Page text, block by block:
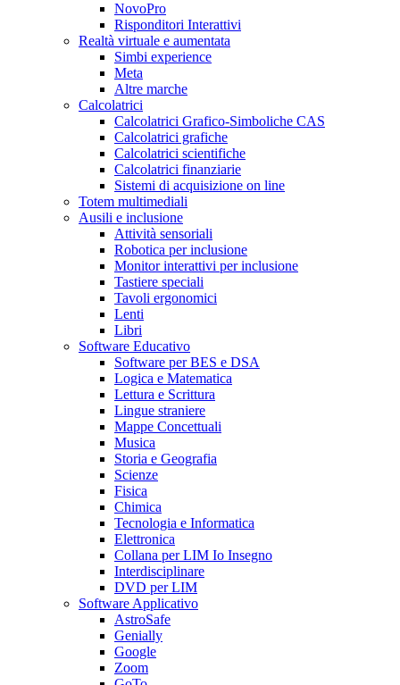
NovoPro
Risponditori Interattivi
Realtà virtuale e aumentata
Simbi experience
Meta
Altre marche
Calcolatrici
Calcolatrici Grafico-Simboliche CAS
Calcolatrici grafiche
Calcolatrici scientifiche
Calcolatrici finanziarie
Sistemi di acquisizione on line
Totem multimediali
Ausili e inclusione
Attività sensoriali
Robotica per inclusione
Monitor interattivi per inclusione
Tastiere speciali
Tavoli ergonomici
Lenti
Libri
Software Educativo
Software per BES e DSA
Logica e Matematica
Lettura e Scrittura
Lingue straniere
Mappe Concettuali
Musica
Storia e Geografia
Scienze
Fisica
Chimica
Tecnologia e Informatica
Elettronica
Collana per LIM Io Insegno
Interdisciplinare
DVD per LIM
Software Applicativo
AstroSafe
Genially
Google
Zoom